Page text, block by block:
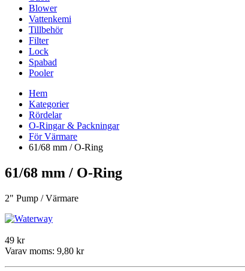
Blower
Vattenkemi
Tillbehör
Filter
Lock
Spabad
Pooler
Hem
Kategorier
Rördelar
O-Ringar & Packningar
För Värmare
61/68 mm / O-Ring
61/68 mm / O-Ring
2" Pump / Värmare
49 kr
Varav moms: 9,80 kr